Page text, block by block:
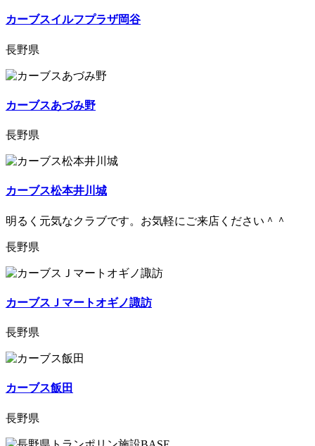
カーブスイルフプラザ岡谷
長野県
カーブスあづみ野
長野県
カーブス松本井川城
明るく元気なクラブです。お気軽にご来店ください＾＾
長野県
カーブスＪマートオギノ諏訪
長野県
カーブス飯田
長野県